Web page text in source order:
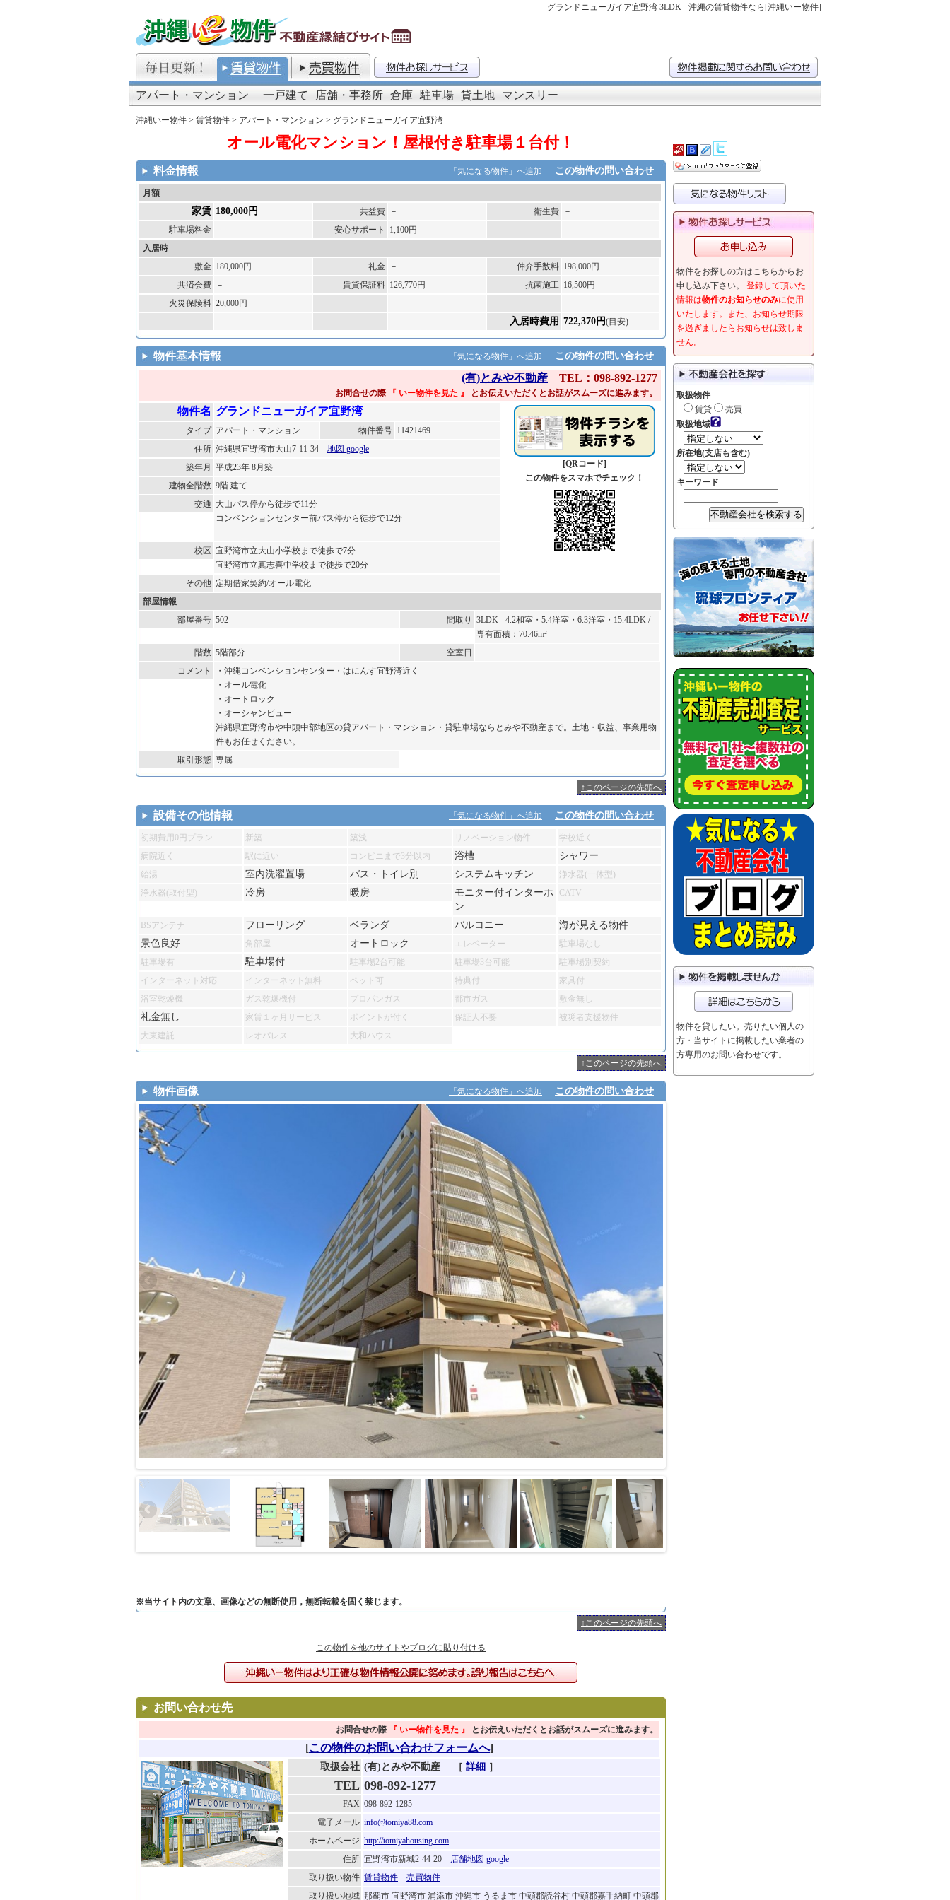
グランドニューガイア宜野湾 3LDK - 沖縄の賃貸物件なら[沖縄いー物件]
アパート・マンション 一戸建て 店舗・事務所 倉庫 駐車場 貸土地 マンスリー
沖縄いー物件 > 賃貸物件 > アパート・マンション > グランドニューガイア宜野湾
オール電化マンション！屋根付き駐車場１台付！
料金情報 「気になる物件」へ追加 この物件の問い合わせ
月額
家賃 180,000円 共益費 － 衛生費
－
駐車場料金
－ 安心サポート
1,100円
入居時
敷金 180,000円 礼金 － 仲介手数料 198,000円
共済会費
－ 賃貸保証料 126,770円 抗菌施工 16,500円
火災保険料 20,000円
入居時費用 722,370円(目安)
物件基本情報 「気になる物件」へ追加 この物件の問い合わせ
(有)とみや不動産 TEL：098-892-1277
お問合せの際 『 いー物件を見た 』 とお伝えいただくとお話がスムーズに進みます。
物件名 グランドニューガイア宜野湾
タイプ アパート・マンション 物件番号 11421469
住所 沖縄県宜野湾市大山7-11-34 地図 google
築年月
平成23年 8月築
建物全階数 9階 建て
交通 大山バス停から徒歩で11分
コンベンションセンター前バス停から徒歩で12分
校区 宜野湾市立大山小学校まで徒歩で7分
宜野湾市立真志喜中学校まで徒歩で20分
その他 定期借家契約/オール電化
[QRコード]
この物件をスマホでチェック！
部屋情報
部屋番号 502 間取り
3LDK - 4.2和室・5.4洋室・6.3洋室・15.4LDK /
専有面積：70.46m²
階数 5階部分
空室日
コメント
・沖縄コンベンションセンター・はにんす宜野湾近く
・オール電化
・オートロック
・オーシャンビュー
沖縄県宜野湾市や中頭中部地区の貸アパート・マンション・貸駐車場ならとみや不動産まで。土地・収益、事業用物
件もお任せください。
取引形態 専属
↑このページの先頭へ
設備その他情報 「気になる物件」へ追加 この物件の問い合わせ
初期費用0円プラン 新築 築浅 リノベーション物件
学校近く
病院近く
駅に近い コンビニまで3分以内 浴槽 シャワー
給湯 室内洗濯置場 バス・トイレ別 システムキッチン
浄水器(一体型)
浄水器(取付型)
冷房 暖房
モニター付インターホ
ン
CATV
BSアンテナ フローリング ベランダ バルコニー
海が見える物件
景色良好
角部屋 オートロック エレベーター
駐車場なし
駐車場有
駐車場付 駐車場2台可能 駐車場3台可能
駐車場別契約
インターネット対応
インターネット無料 ペット可 特典付
家具付
浴室乾燥機
ガス乾燥機付 プロパンガス 都市ガス 敷金無し
礼金無し 家賃１ヶ月サービス ポイントが付く 保証人不要
被災者支援物件
大東建託
レオパレス 大和ハウス
↑このページの先頭へ
物件画像 「気になる物件」へ追加 この物件の問い合わせ
※当サイト内の文章、画像などの無断使用，無断転載を固く禁じます。
↑このページの先頭へ
この物件を他のサイトやブログに貼り付ける
お問い合わせ先
お問合せの際 『 いー物件を見た 』 とお伝えいただくとお話がスムーズに進みます。
[この物件のお問い合わせフォームへ]
取扱会社 (有)とみや不動産 ［ 詳細 ］
TEL 098-892-1277
FAX 098-892-1285
電子メール info@tomiya88.com
ホームページ http://tomiyahousing.com
住所 宜野湾市新城2-44-20 店舗地図 google
取り扱い物件 賃貸物件
売買物件
取り扱い地域 那覇市 宜野湾市 浦添市 沖縄市 うるま市 中頭郡読谷村 中頭郡嘉手納町 中頭郡
物件をお探しの方はこちらからお
申し込み下さい。 登録して頂いた
情報は物件のお知らせのみに使用
いたします。また、お知らせ期限
を過ぎましたらお知らせは致しま
せん。
取扱物件
賃貸
売買
取扱地域
所在地(支店も含む)
キーワード
物件を貸したい。売りたい個人の
方・当サイトに掲載したい業者の
方専用のお問い合わせです。